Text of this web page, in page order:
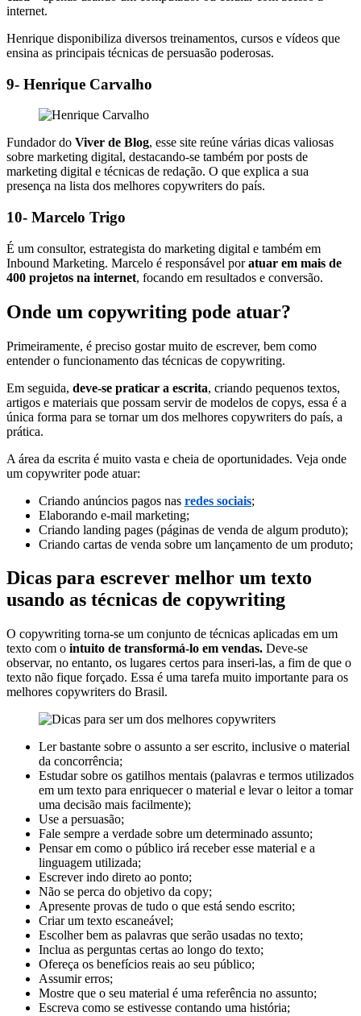
internet.
Henrique disponibiliza diversos treinamentos, cursos e vídeos que
ensina as principais técnicas de persuasão poderosas.
9- Henrique Carvalho
Fundador do Viver de Blog, esse site reúne várias dicas valiosas
sobre marketing digital, destacando-se também por posts de
marketing digital e técnicas de redação. O que explica a sua
presença na lista dos melhores copywriters do país.
10- Marcelo Trigo
É um consultor, estrategista do marketing digital e também em
Inbound Marketing. Marcelo é responsável poratuar em mais de
400 projetos na internet, focando em resultados e conversão.
Onde um copywriting pode atuar?
Primeiramente, é preciso gostar muito de escrever, bem como
entender o funcionamento das técnicas de copywriting.
Em seguida, deve-se praticar a escrita, criando pequenos textos,
artigos e materiais que possam servir de modelos de copys, essa é a
única forma para se tornar um dos melhores copywriters do país, a
prática.
A área da escrita é muito vasta e cheia de oportunidades. Veja onde
um copywriter pode atuar:
Criando anúncios pagos nas redes sociais;
Elaborando e-mail marketing;
Criando landing pages (páginas de venda de algum produto);
Criando cartas de venda sobre um lançamento de um produto;
Dicas para escrever melhor um texto
usando as técnicas de copywriting
O copywriting torna-se um conjunto de técnicas aplicadas em um
texto com o intuito de transformá-lo em vendas. Deve-se
observar, no entanto, os lugares certos para inseri-las, a fim de que o
texto não fique forçado. Essa é uma tarefa muito importante para os
melhores copywriters do Brasil.
Ler bastante sobre o assunto a ser escrito, inclusive o material
da concorrência;
Estudar sobre os gatilhos mentais (palavras e termos utilizados
em um texto para enriquecer o material e levar o leitor a tomar
uma decisão mais facilmente);
Use a persuasão;
Fale sempre a verdade sobre um determinado assunto;
Pensar em como o público irá receber esse material e a
linguagem utilizada;
Escrever indo direto ao ponto;
Não se perca do objetivo da copy;
Apresente provas de tudo o que está sendo escrito;
Criar um texto escaneável;
Escolher bem as palavras que serão usadas no texto;
Inclua as perguntas certas ao longo do texto;
Ofereça os benefícios reais ao seu público;
Assumir erros;
Mostre que o seu material é uma referência no assunto;
Escreva como se estivesse contando uma história;